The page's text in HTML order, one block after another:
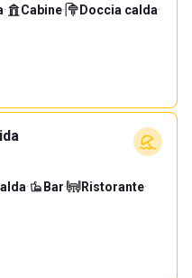
· Cabine· Doccia calda·
· Bar· Ristorante·